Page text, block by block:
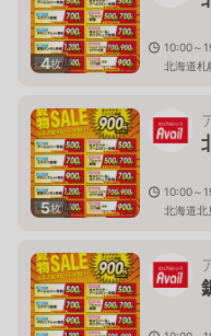
4枚
10:00～
北海道札
5枚
10:00～
北海道北